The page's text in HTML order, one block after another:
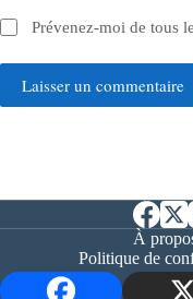
Prévenez-moi de tous
Laisser un commentaire
À
Politique de